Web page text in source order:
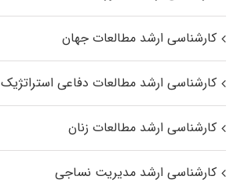
کارشناسی ارشد مطالعات جهان
کارشناسی ارشد مطالعات دفاعی استراتژیک
کارشناسی ارشد مطالعات زنان
کارشناسی ارشد مدیریت نساجی